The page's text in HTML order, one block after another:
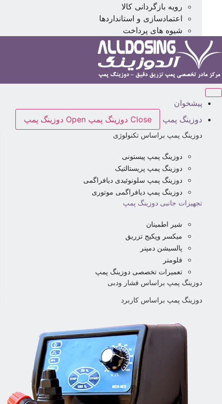
رویه بازگردانی کالا
اعتمادسازی و استانداردها
شیوه های پرداخت
پیشخوان
دوزینگ پمپ
Close دوزینگ پمپ Open دوزینگ پمپ
دوزینگ پمپ براساس تکنولوژی
دوزینگ پمپ پیستونی
دوزینگ پمپ پریستالتیک
دوزینگ پمپ سلونوئیدی دیافراگمی
دوزینگ پمپ دیافراگمی موتوری
تجهیزات جانبی دوزینگ پمپ
شیر اطمینان
میکسر وپکیج تزریق
پالسیشن دمپنر
فلومتر
تعمیرات تخصصی دوزینگ پمپ
دوزینگ پمپ براساس فشار ودبی
دوزینگ پمپ براساس کاربرد